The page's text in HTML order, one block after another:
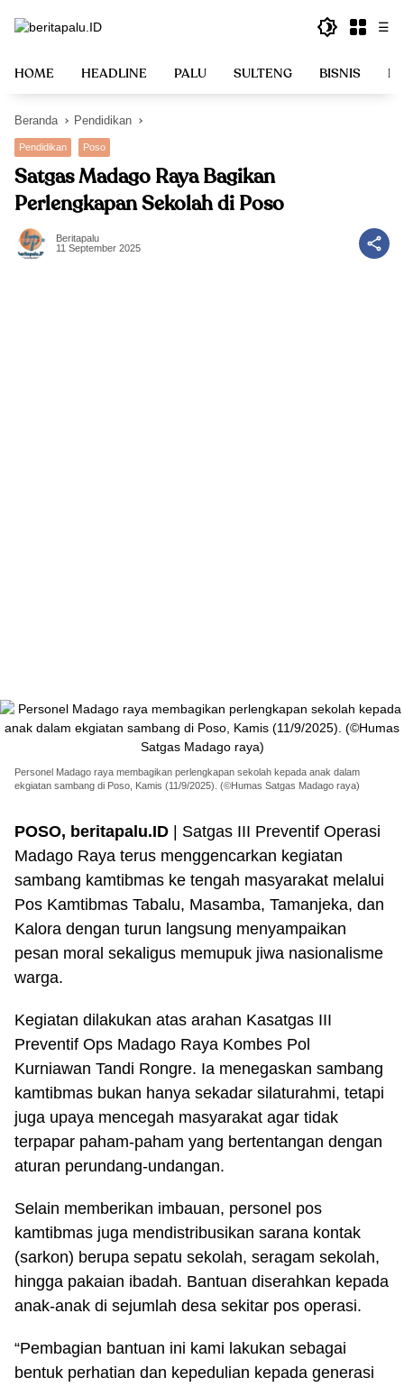
☰
HOME HEADLINE PALU SULTENG BISNIS
Beranda Pendidikan
Pendidikan Poso
Satgas Madago Raya Bagikan
Perlengkapan Sekolah di Poso
Beritapalu
11 September 2025
Personel Madago raya membagikan perlengkapan sekolah kepada anak dalam
ekgiatan sambang di Poso, Kamis (11/9/2025). (©Humas Satgas Madago raya)
POSO, beritapalu.ID | Satgas III Preventif Operasi
Madago Raya terus menggencarkan kegiatan
sambang kamtibmas ke tengah masyarakat melalui
Pos Kamtibmas Tabalu, Masamba, Tamanjeka, dan
Kalora dengan turun langsung menyampaikan
pesan moral sekaligus memupuk jiwa nasionalisme
warga.
Kegiatan dilakukan atas arahan Kasatgas III
Preventif Ops Madago Raya Kombes Pol
Kurniawan Tandi Rongre. Ia menegaskan sambang
kamtibmas bukan hanya sekadar silaturahmi, tetapi
juga upaya mencegah masyarakat agar tidak
terpapar paham-paham yang bertentangan dengan
aturan perundang-undangan.
Selain memberikan imbauan, personel pos
kamtibmas juga mendistribusikan sarana kontak
(sarkon) berupa sepatu sekolah, seragam sekolah,
hingga pakaian ibadah. Bantuan diserahkan kepada
anak-anak di sejumlah desa sekitar pos operasi.
“Pembagian bantuan ini kami lakukan sebagai
bentuk perhatian dan kepedulian kepada generasi